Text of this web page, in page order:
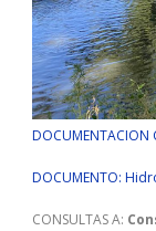
DOCUMENTACION
DOCUMENTO:
CONSULTAS A: